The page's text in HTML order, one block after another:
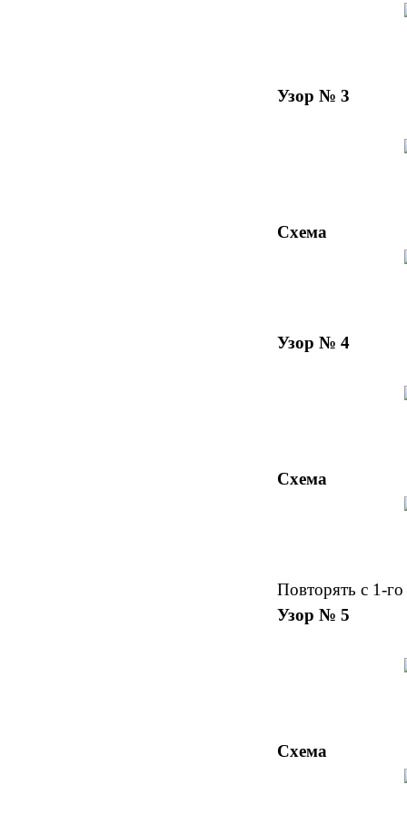
Узор № 3
Схема
Узор № 4
Схема
Повторять с 1-
Узор № 5
Схема